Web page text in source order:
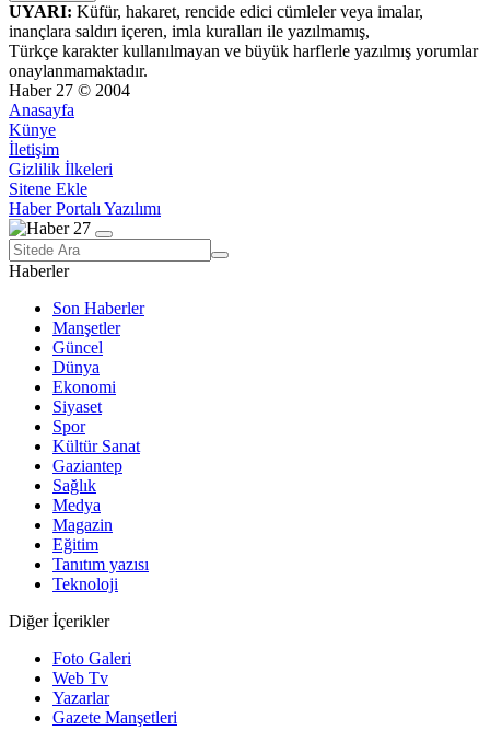
UYARI: Küfür, hakaret, rencide edici cümleler veya imalar,
inançlara saldırı içeren, imla kuralları ile yazılmamış,
Türkçe karakter kullanılmayan ve büyük harflerle yazılmış yorumlar
onaylanmamaktadır.
Haber 27 © 2004
Anasayfa
Künye
İletişim
Gizlilik İlkeleri
Sitene Ekle
Haber Portalı Yazılımı
Haberler
Son Haberler
Manşetler
Güncel
Dünya
Ekonomi
Siyaset
Spor
Kültür Sanat
Gaziantep
Sağlık
Medya
Magazin
Eğitim
Tanıtım yazısı
Teknoloji
Diğer İçerikler
Foto Galeri
Web Tv
Yazarlar
Gazete Manşetleri